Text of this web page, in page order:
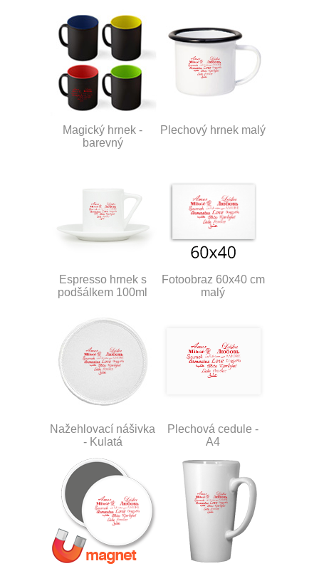
Magický hrnek -
barevný
Plechový hrnek malý
Espresso hrnek s
podšálkem 100ml
Fotoobraz 60x40 cm
malý
Nažehlovací nášivka
- Kulatá
Plechová cedule -
A4